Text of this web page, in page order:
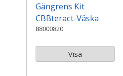
Gängrens Kit
CBBteract-Väska
88000820
Visa